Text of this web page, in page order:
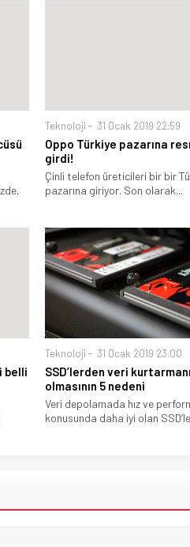
Teknoloji 31 Ocak 2019 22:59
Oppo Türkiye pazarına
girdi!
Çinli telefon üreticileri bir bir
pazarına giriyor. Son olarak...
belli
Teknoloji 31 Ocak 2019 23:00
SSD’lerden veri
olmasının 5 nedeni
Veri depolamada hız ve
konusunda daha iyi olan